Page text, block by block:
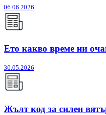
06.06.2026
Ето какво време ни
30.05.2026
Жълт код за силен